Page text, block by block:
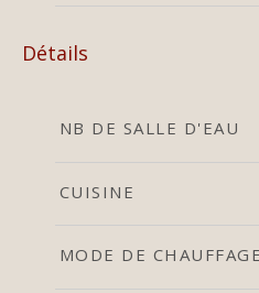
Détails
NB DE SALLE D'EAU
CUISINE
MODE DE CHAUFFAGE